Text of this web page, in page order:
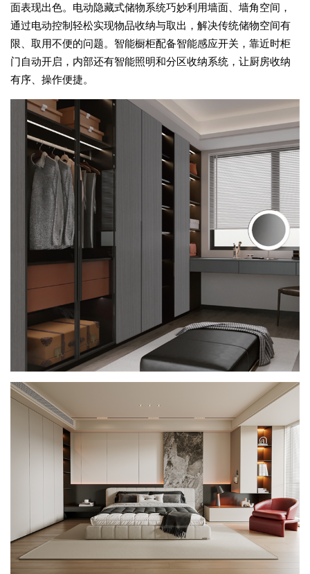
面表现出色。电动隐藏式储物系统巧妙利用墙面、墙角空间，
通过电动控制轻松实现物品收纳与取出，解决传统储物空间有
限、取用不便的问题。智能橱柜配备智能感应开关，靠近时柜
门自动开启，内部还有智能照明和分区收纳系统，让厨房收纳
有序、操作便捷。